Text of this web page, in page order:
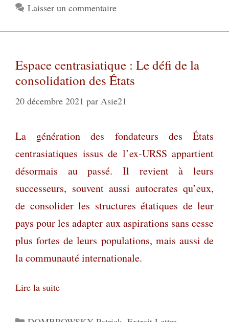
Laisser un commentaire
Espace centrasiatique : Le défi de la
consolidation des États
20 décembre 2021 par Asie21
La génération des fondateurs des États
centrasiatiques issus de l’ex-URSS appartient
désormais au passé. Il revient à leurs
successeurs, souvent aussi autocrates qu’eux,
de consolider les structures étatiques de leur
pays pour les adapter aux aspirations sans cesse
plus fortes de leurs populations, mais aussi de
la communauté internationale.
Lire la suite
Catégories